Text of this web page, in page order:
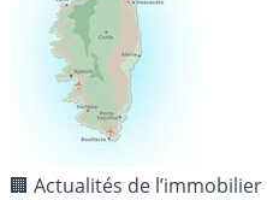
🏢 Actualités de l’immobilier